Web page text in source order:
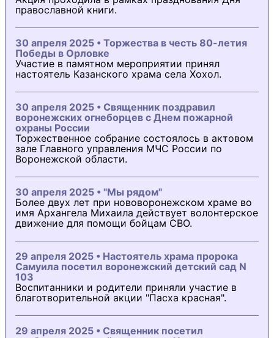
православной книги.
30 апреля 2025 • Торжества в честь 80-летия
Победы в Орловке
Участие в памятном мероприятии принял
настоятель Казанского храма села Хохол.
30 апреля 2025 • Священник поздравил
воронежских огнеборцев с Днем пожарной
охраны России
Торжественное собрание состоялось в актовом
зале Главного управления МЧС России по
Воронежской области.
30 апреля 2025 • "Мы рядом"
Более двух лет при нововоронежском храме во
имя Архангела Михаила действует волонтерское
движение для помощи бойцам СВО.
29 апреля 2025 • Настоятель храма пророка
Самуила посетил воронежский детский сад N
103
Воспитанники и родители приняли участие в
благотворительной акции "Пасха красная".
29 апреля 2025 • Священник посетил